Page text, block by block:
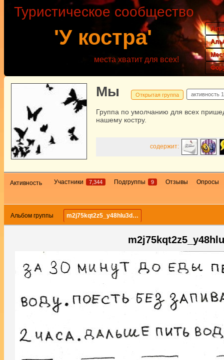
'У костра'
Туристическое сообщество
места хватит для всех!
Мы Открытая группа активность
Группа по умолчанию для всех
нашему костру.
содержит:
Активность Участники 7,344 Подгруппы 9 Отзывы Опросы
Альбом группы m2j75kqt2z5_y48hlu3d…